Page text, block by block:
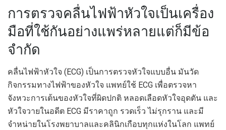
การตรวจคลื่นไฟฟ้าหัวใจเป็นเครื่อง
มือที่ใช้กันอย่างแพร่หลายแต่ก็มีข้อ
จำกัด
คลื่นไฟฟ้าหัวใจ (ECG) เป็นการตรวจหัวใจแบบอื่น มันวัด
กิจกรรมทางไฟฟ้าของหัวใจ แพทย์ใช้ ECG เพื่อตรวจหา
จังหวะการเต้นของหัวใจที่ผิดปกติ หลอดเลือดหัวใจอุดตัน และ
หัวใจวายในอดีต ECG มีราคาถูก รวดเร็ว ไม่รุกราน และมี
จำหน่ายในโรงพยาบาลและคลินิกเกือบทุกแห่งในโลก แพทย์